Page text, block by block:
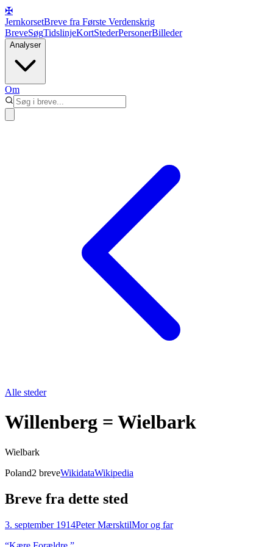
✠
JernkorsetBreve fra Første Verdenskrig
BreveSøgTidslinjeKortStederPersonerBilleder
Analyser
Om
Alle steder
Willenberg = Wielbark
Wielbark
Poland2 breveWikidataWikipedia
Breve fra dette sted
3. september 1914Peter MærsktilMor og far